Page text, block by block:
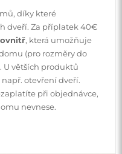
díky které
dveří. Za příplatek 40€
, která umožňuje
(pro rozměry do
U větších produktů
otevření dveří.
při objednávce,
nevnese.